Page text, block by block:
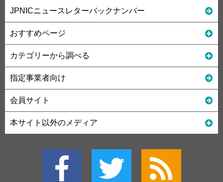
JPNICニュースレターバックナンバー
おすすめページ
カテゴリーから調べる
指定事業者向け
会員サイト
本サイト以外のメディア